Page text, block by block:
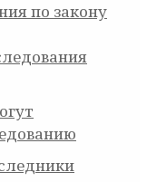
по закону